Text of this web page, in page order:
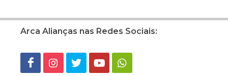
Arca Alianças nas Redes Sociais: